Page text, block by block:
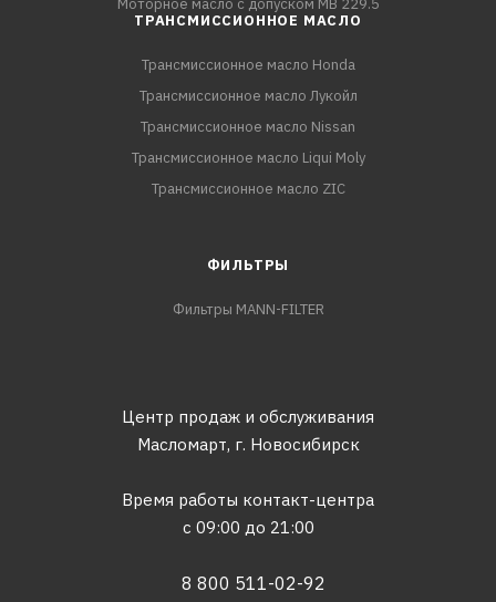
Моторное масло с допуском MB 229.5
ТРАНСМИССИОННОЕ МАСЛО
Трансмиссионное масло Honda
Трансмиссионное масло Лукойл
Трансмиссионное масло Nissan
Трансмиссионное масло Liqui Moly
Трансмиссионное масло ZIC
ФИЛЬТРЫ
Фильтры MANN-FILTER
Центр продаж и обслуживания
Масломарт, г. Новосибирск
Время работы контакт-центра
с 09:00 до 21:00
8 800 511-02-92